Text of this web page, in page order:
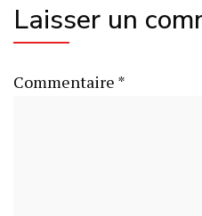
Laisser un
Commentaire *